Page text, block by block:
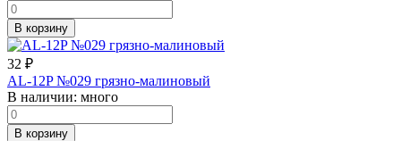
В корзину
32 ₽
AL-12P №029 грязно-малиновый
В наличии: много
В корзину